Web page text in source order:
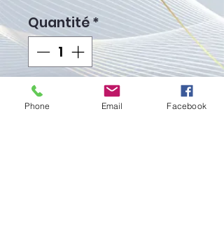
Quantité*
Ajouter au panier
Phone Email Facebook